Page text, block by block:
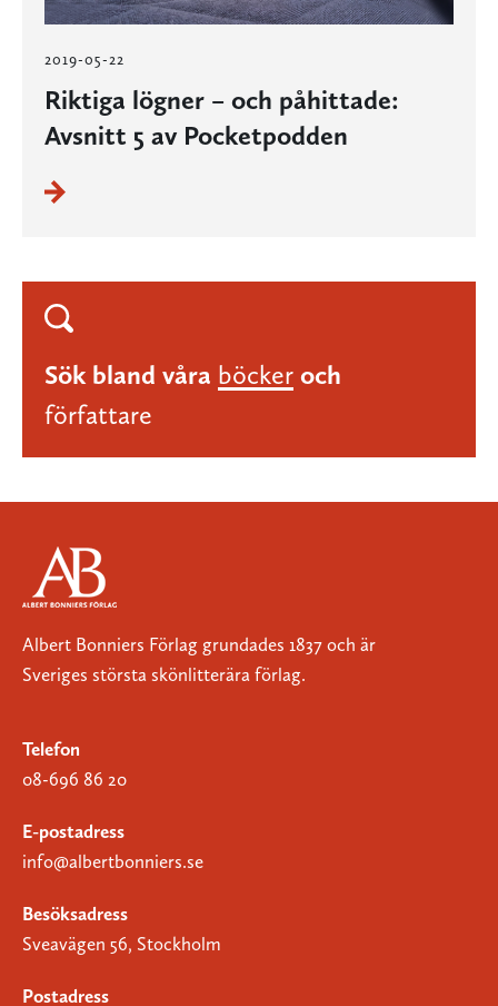
2019-05-22
Riktiga lögner – och påhittade:
Avsnitt 5 av Pocketpodden
Sök bland våra böcker och
författare
Albert Bonniers Förlag grundades 1837 och är
Sveriges största skönlitterära förlag.
Telefon
08-696 86 20
E-postadress
info@albertbonniers.se
Besöksadress
Sveavägen 56, Stockholm
Postadress